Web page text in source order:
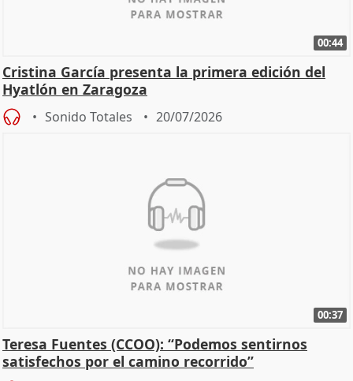
00:44
Cristina García presenta la primera edición del
Hyatlón en Zaragoza
Sonido Totales 20/07/2026
00:37
Teresa Fuentes (CCOO): “Podemos sentirnos
satisfechos por el camino recorrido”